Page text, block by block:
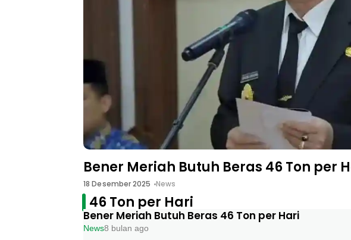
Bener Meriah Butuh Beras 46 Ton per
18 Desember 2025 News
46 Ton per Hari
Bener Meriah Butuh Beras 46 Ton per Hari
News8 bulan ago